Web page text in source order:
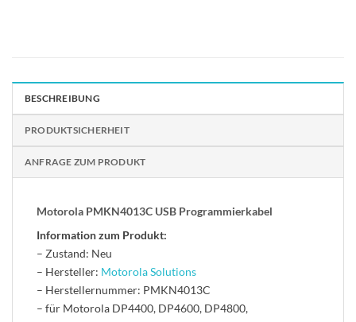
BESCHREIBUNG
PRODUKTSICHERHEIT
ANFRAGE ZUM PRODUKT
Motorola PMKN4013C USB Programmierkabel
Information zum Produkt:
– Zustand: Neu
– Hersteller: Motorola Solutions
– Herstellernummer: PMKN4013C
– für Motorola DP4400, DP4600, DP4800,